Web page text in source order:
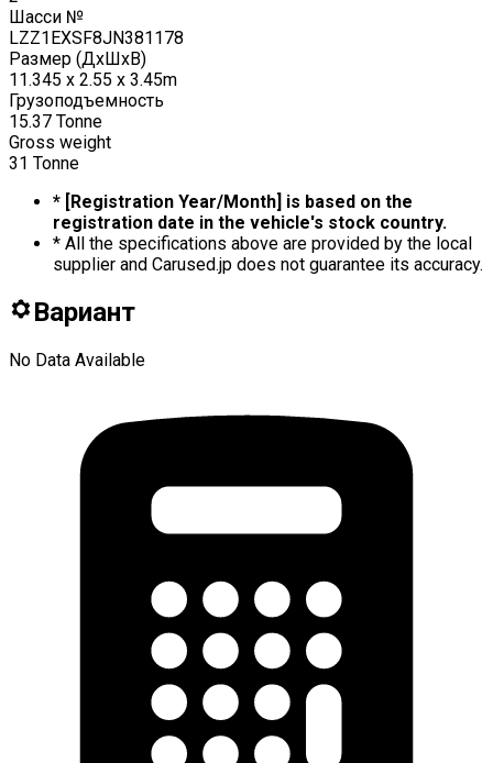
Шасси №
LZZ1EXSF8JN381178
Размер (ДxШxВ)
11.345 x 2.55 x 3.45m
Грузоподъемность
15.37 Tonne
Gross weight
31 Tonne
* [Registration Year/Month] is based on the
registration date in the vehicle's stock country.
* All the specifications above are provided by the local
supplier and Carused.jp does not guarantee its accuracy.
Вариант
No Data Available